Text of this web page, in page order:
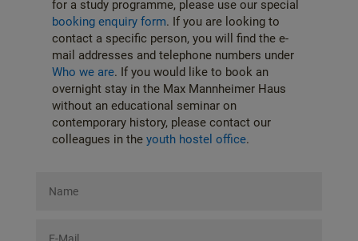
for a study programme, please use our special
booking enquiry form. If you are looking to
contact a specific person, you will find the e-
mail addresses and telephone numbers under
Who we are. If you would like to book an
overnight stay in the Max Mannheimer Haus
without an educational seminar on
contemporary history, please contact our
colleagues in the youth hostel office.